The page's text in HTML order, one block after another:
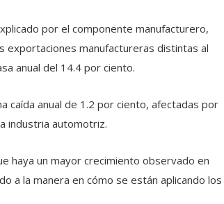
por el componente manufacturero,
exportaciones manufactureras distintas al
anual del 14.4 por ciento.
caída anual de 1.2 por ciento, afectadas por
industria automotriz.
haya un mayor crecimiento observado en
a la manera en cómo se están aplicando los